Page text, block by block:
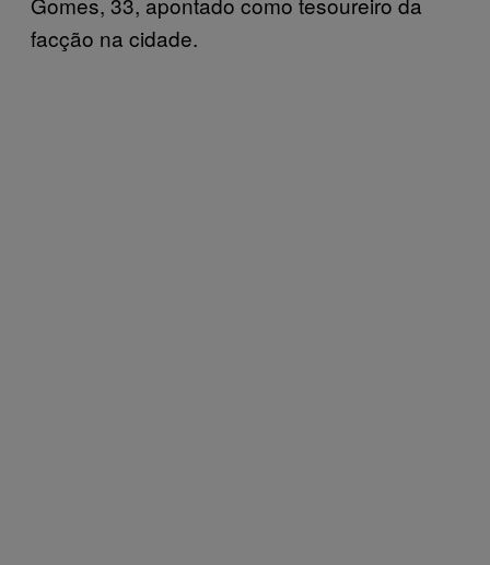
facção na cidade.